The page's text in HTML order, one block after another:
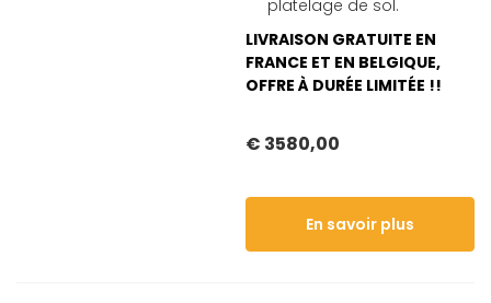
platelage de sol.
LIVRAISON GRATUITE EN
FRANCE ET EN BELGIQUE,
OFFRE À DURÉE LIMITÉE !!
€ 3580,00
En savoir plus